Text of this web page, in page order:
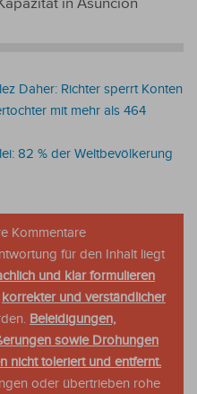
in Asunción
Daher: Richter sperrt Konten
mit mehr als 464
82 % der Weltbevölkerung
Kommentare
für den Inhalt liegt
und klar formulieren
korrekter und verständlicher
Beleidigungen,
sowie Drohungen
nicht toleriert und entfernt.
oder übertrieben rohe